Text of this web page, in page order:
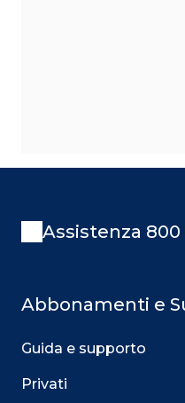
Assistenza
Abbonamenti e
Guida e supporto
Privati